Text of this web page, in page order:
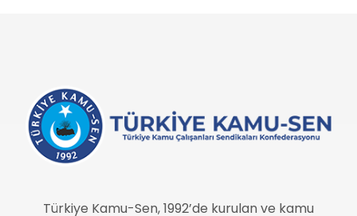
Türkiye Kamu-Sen, 1992’de kurulan ve kamu